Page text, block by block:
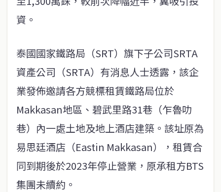
資。
泰國國家鐵路局（SRT）旗下子公司SRTA
資產公司（SRTA）有消息人士透露，該企
業發佈邀請各方競標租賃鐵路局位於
Makkasan地區、碧武里路31巷（乍魯叻
巷）內一處土地及地上酒店建築。該址原為
易思廷酒店（Eastin Makkasan），租賃合
同到期後於2023年停止營業，原承租方BTS
集團未續約。